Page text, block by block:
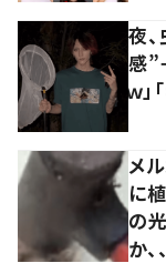
夜
感
ｗ」
メ
に
の
か、